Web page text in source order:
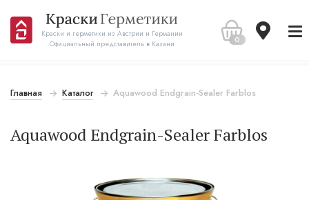
Краски и герметики из Австрии и Германии
Официальный представитель в Казани
0
Главная Каталог Aquawood Endgrain-Sealer Farblos
Aquawood Endgrain-Sealer Farblos